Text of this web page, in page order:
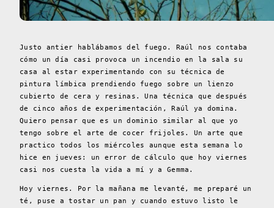
Justo antier hablábamos del fuego. Raúl nos contaba
cómo un día casi provoca un incendio en la sala su
casa al estar experimentando con su técnica de
pintura límbica prendiendo fuego sobre un lienzo
cubierto de cera y resinas. Una técnica que después
de cinco años de experimentación, Raúl ya domina.
Quiero pensar que es un dominio similar al que yo
tengo sobre el arte de cocer frijoles. Un arte que
practico todos los miércoles aunque esta semana lo
hice en jueves: un error de cálculo que hoy viernes
casi nos cuesta la vida a mí y a Gemma.
Hoy viernes. Por la mañana me levanté, me preparé un
té, puse a tostar un pan y cuando estuvo listo le